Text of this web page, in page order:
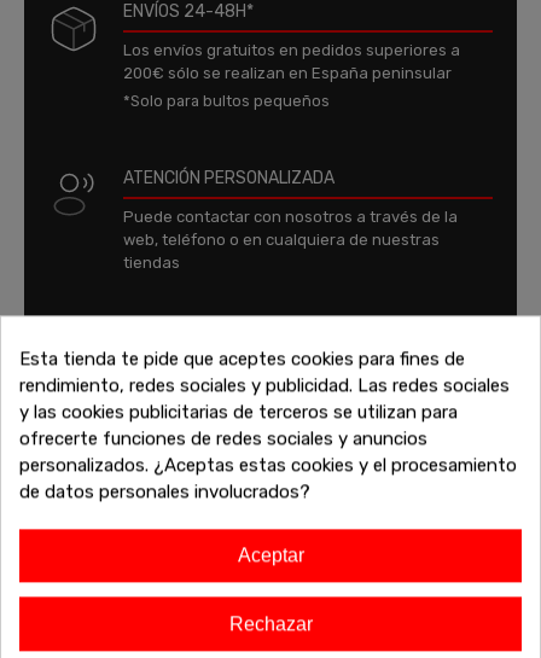
ENVÍOS 24-48H*
Los envíos gratuitos en pedidos superiores a
200€ sólo se realizan en España peninsular
*Solo para bultos pequeños
ATENCIÓN PERSONALIZADA
Puede contactar con nosotros a través de la
web, teléfono o en cualquiera de nuestras
tiendas
Puede pagar con tarjeta de crédito, Paypal,
Bizum o financiado
FINANCIA TU COMPRA
tranquilidad
Esta tienda te pide que aceptes cookies para fines de
rendimiento, redes sociales y publicidad. Las redes sociales
y las cookies publicitarias de terceros se utilizan para
ofrecerte funciones de redes sociales y anuncios
personalizados. ¿Aceptas estas cookies y el procesamiento
de datos personales involucrados?
Aceptar
Rechazar